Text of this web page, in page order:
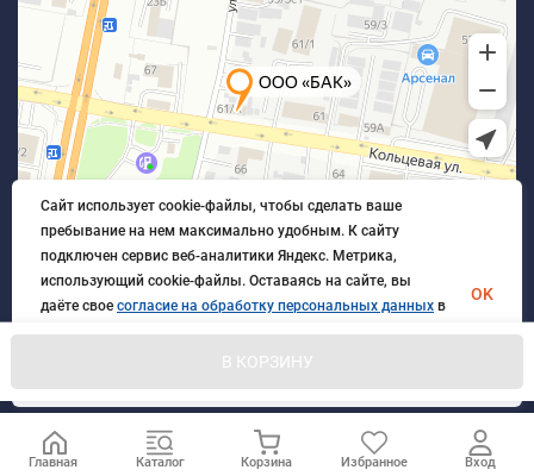
В КОРЗИНУ
© 2026 БлагАвтоКомплект. Все права защищены
Главная Каталог Корзина Избранное Вход
Сайт использует cookie-файлы, чтобы сделать ваше
пребывание на нем максимально удобным. К cайту
подключен сервис веб-аналитики Яндекс. Метрика,
использующий cookie-файлы. Оставаясь на сайте, вы
даёте свое согласие на обработку персональных данных в
порядке, указанном вПолитике обработки персональных
OK